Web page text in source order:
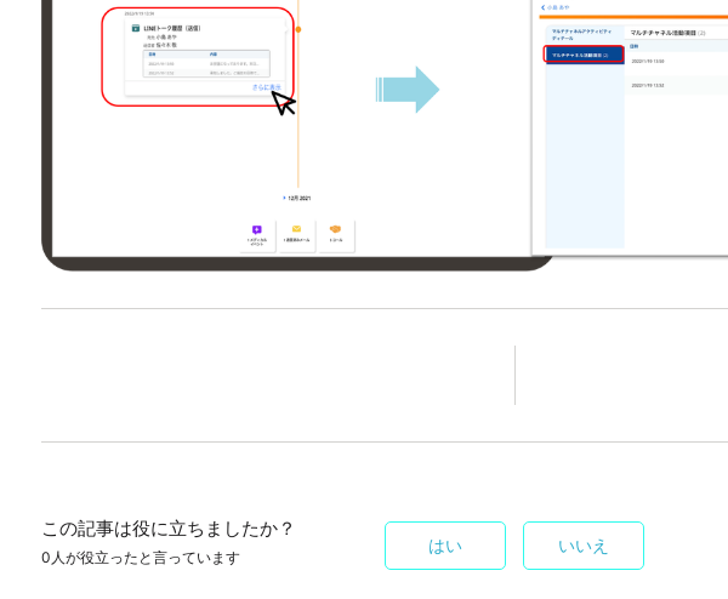
この記事は役に立ちましたか？
0人が役立ったと言っています
はい いいえ